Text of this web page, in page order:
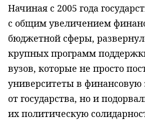
Начиная с 2005 года
с общим увеличением
бюджетной сферы,
крупных программ
вузов, которые не просто
университеты в финансовую
от государства, но и
их политическую